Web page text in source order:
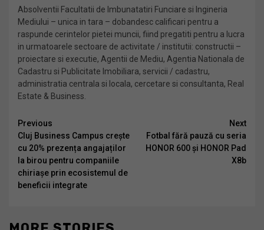
Absolventii Facultatii de Imbunatatiri Funciare si Ingineria
Mediului – unica in tara – dobandesc calificari pentru a
raspunde cerintelor pietei muncii, fiind pregatiti pentru a lucra
in urmatoarele sectoare de activitate / institutii: constructii –
proiectare si executie, Agentii de Mediu, Agentia Nationala de
Cadastru si Publicitate Imobiliara, servicii / cadastru,
administratia centrala si locala, cercetare si consultanta, Real
Estate & Business.
Continue
Reading
Previous
Cluj Business Campus crește
cu 20% prezența angajaților
la birou pentru companiile
chiriașe prin ecosistemul de
beneficii integrate
Next
Fotbal fără pauză cu seria
HONOR 600 și HONOR Pad
X8b